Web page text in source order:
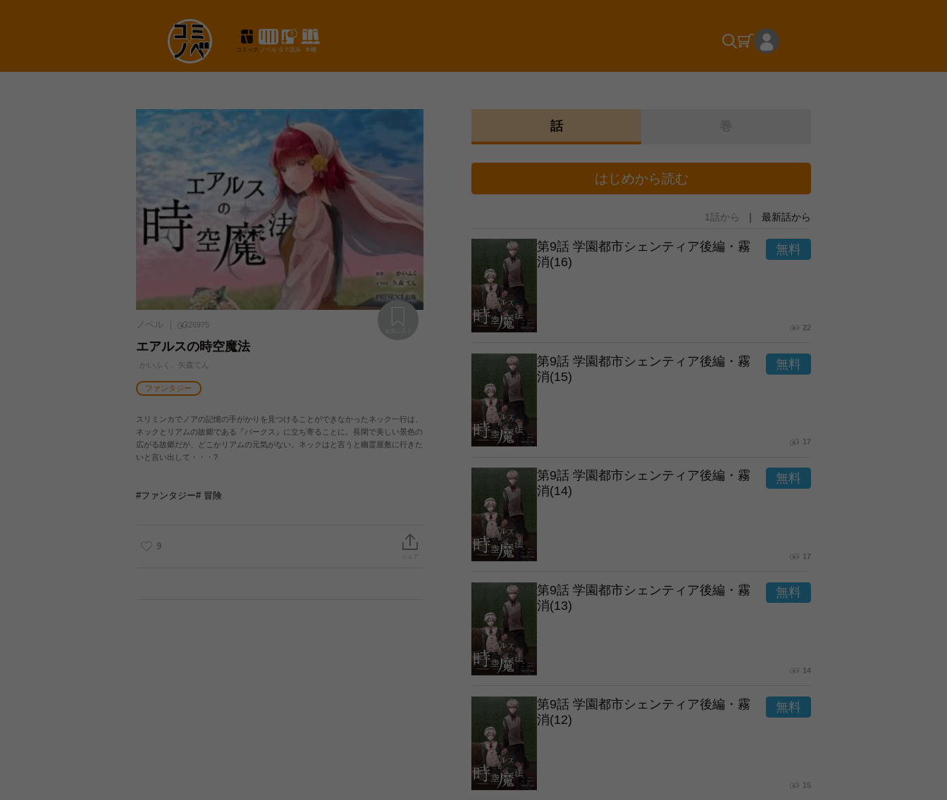
コミック ノベル タテ読み 本棚
ノベル 26975
エアルスの時空魔法
かいふく、矢森てん
ファンタジー
スリミンカでノアの記憶の手がかりを見つけることができなかったネック一行は、
ネックとリアムの故郷である『パークス』に立ち寄ることに。長閑で美しい景色の
広がる故郷だが、どこかリアムの元気がない。ネックはと言うと幽霊屋敷に行きた
いと言い出して・・・?
#ファンタジー# 冒険
9
シェア
話
はじめから読む
1話から 最新話から
第9話 学園都市シェンティア後編・霧
消(16)
22
第9話 学園都市シェンティア後編・霧
消(15)
17
第9話 学園都市シェンティア後編・霧
消(14)
17
第9話 学園都市シェンティア後編・霧
消(13)
14
第9話 学園都市シェンティア後編・霧
消(12)
15